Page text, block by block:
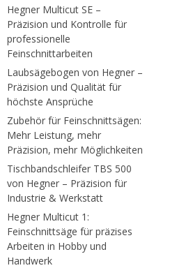
Hegner Multicut SE –
Präzision und Kontrolle für
professionelle
Feinschnittarbeiten
Laubsägebogen von Hegner –
Präzision und Qualität für
höchste Ansprüche
Zubehör für Feinschnittsägen:
Mehr Leistung, mehr
Präzision, mehr Möglichkeiten
Tischbandschleifer TBS 500
von Hegner – Präzision für
Industrie & Werkstatt
Hegner Multicut 1:
Feinschnittsäge für präzises
Arbeiten in Hobby und
Handwerk